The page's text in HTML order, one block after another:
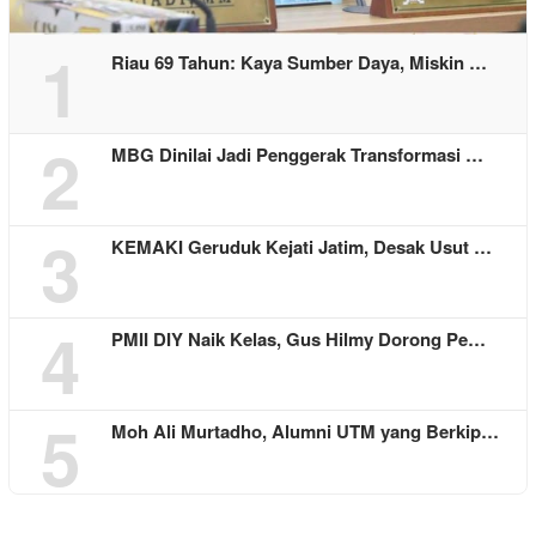
1 Riau 69 Tahun: Kaya Sumber Daya, Miskin …
2 MBG Dinilai Jadi Penggerak Transformasi …
3 KEMAKI Geruduk Kejati Jatim, Desak Usut …
4 PMII DIY Naik Kelas, Gus Hilmy Dorong Pe…
5 Moh Ali Murtadho, Alumni UTM yang Berkip…